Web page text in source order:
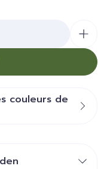
couleurs de